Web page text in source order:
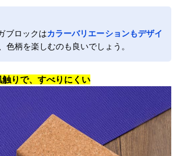
ブロックはカラーバリエーションもデザイ
色柄を楽しむのも良いでしょう。
りで、すべりにくい